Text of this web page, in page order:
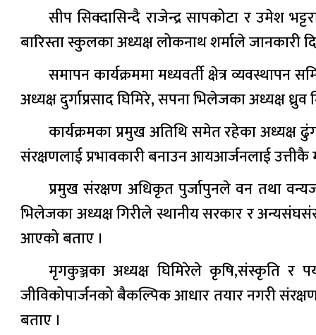
सीप सिक्दासिन्दै राजेन्द्र सापकोटा र उमेश
बारिस्ता स्कुलका अध्यक्ष लोकनाथ शर्माले
समापन कार्यक्रममा मध्यवर्ती क्षेत्र
अध्यक्ष दुर्गाप्रसाद घिमिरे, सपना भिलेजका अध्यक्ष
कार्यक्रमका प्रमुख अतिथि समेत रहेका अध्यक्ष
संरक्षणलाई प्रभावकारी बनाउन आयआर्जनलाई उत्तीकै
प्रमुख संरक्षण अधिकृत पुर्जापुनले वन तथा
भिलेजका अध्यक्ष गिरीले स्थानीय सरकार र
आएको बताए ।
मृगकुञ्जका अध्यक्ष घिमिरेले कृषि,संस्कृति र
जीविकोपार्जनको बैकल्पिक आधार तयार नगरी
बताए ।